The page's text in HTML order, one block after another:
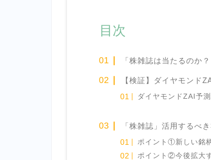
目次
「株雑誌は当たるのか
【検証】ダイヤモンド
ダイヤモンドZAI予
「株雑誌」活用するべ
ポイント①新しい銘
ポイント②今後拡大